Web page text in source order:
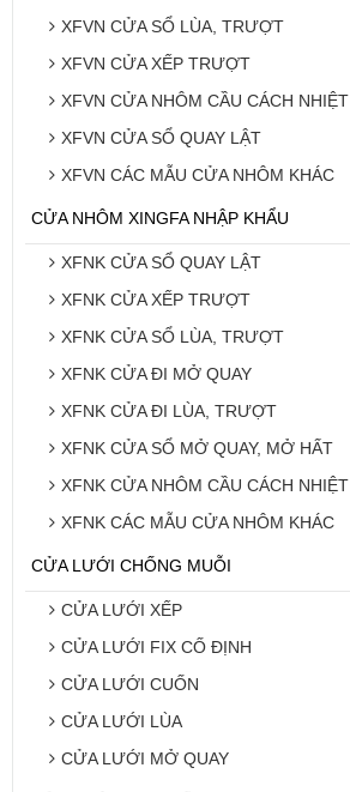
XFVN CỬA SỔ LÙA, TRƯỢT
XFVN CỬA XẾP TRƯỢT
XFVN CỬA NHÔM CẦU CÁCH NHIỆT
XFVN CỬA SỔ QUAY LẬT
XFVN CÁC MẪU CỬA NHÔM KHÁC
CỬA NHÔM XINGFA NHẬP KHẨU
XFNK CỬA SỔ QUAY LẬT
XFNK CỬA XẾP TRƯỢT
XFNK CỬA SỔ LÙA, TRƯỢT
XFNK CỬA ĐI MỞ QUAY
XFNK CỬA ĐI LÙA, TRƯỢT
XFNK CỬA SỔ MỞ QUAY, MỞ HẤT
XFNK CỬA NHÔM CẦU CÁCH NHIỆT
XFNK CÁC MẪU CỬA NHÔM KHÁC
CỬA LƯỚI CHỐNG MUỖI
CỬA LƯỚI XẾP
CỬA LƯỚI FIX CỐ ĐỊNH
CỬA LƯỚI CUỐN
CỬA LƯỚI LÙA
CỬA LƯỚI MỞ QUAY